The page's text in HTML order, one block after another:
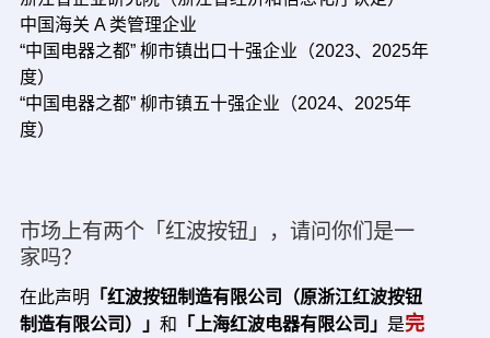
中国海关 A 类管理企业
“中国电器之都” 柳市镇出口十强企业（2023、2025年
度）
“中国电器之都” 柳市镇五十强企业（2024、2025年
度）
市场上有两个「红波按钮」，请问你们是一
家吗？
在此声明
「红波按钮制造有限公司（原浙江红波按钮
制造有限公司）」 和 「上海红波电器有限公司」 是完